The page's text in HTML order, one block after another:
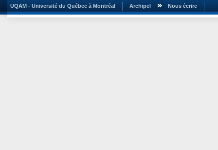
UQAM - Université du Québec à Montréal Archipel Nous écrire